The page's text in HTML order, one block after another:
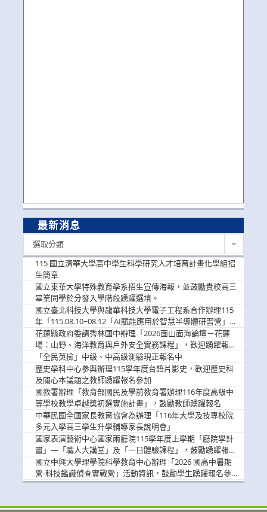
最新消息
選取分類
115 國立清華大學高中學生科學研究人才培育計畫化學組招
生簡章
國立東華大學特殊教育學系招生宣傳海報，並鼓勵貴校高三
畢業同學於分發入學階段踴躍選填。
國立臺北科技大學與龍華科技大學電子工程系合作辦理115
年「115.08.10~08.12「AI賦能應用於智慧半導體研習營」，
歡迎學生踴躍報名參加
花蓮縣政府委請秀林國中辦理「2026面山面海論壇－花蓮
場：山野、海洋教育與戶外安全實務課程」，歡迎踴躍報名
參加
「全民英檢」中級、中高級測驗現正報名中
歷史學科中心參與辦理115學年度台語片影史，歡迎歷史科
及關心本議題之教師踴躍報名參加
國教署辦理「教育部國民及學前教育署辦理116年度高級中
等學校教學卓越獎初選實施計畫」，鼓勵教師踴躍報名
中華民國全國家長教育協會為辦理「116年大學及技專校院
多元入學高三學生升學輔導家長說明會」
國家表演藝術中心國家兩廳院115學年度上學期「廳院學計
畫」—「職人大講堂」及「一日體驗課程」，鼓勵踴躍報名
參與。
國立中興大學理學院科學教育中心辦理「2026 國高中暑期
營-科技鑑識偵查實戰營」活動資訊，鼓勵學生踴躍報名參
加。